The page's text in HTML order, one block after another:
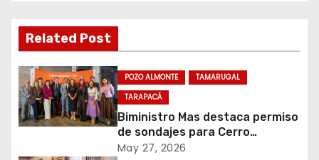
g
a
c
i
Related Post
POZO ALMONTE
TAMARUGAL
TARAPACÁ
Biministro Mas destaca permiso
de sondajes para Cerro
Colorado
May 27, 2026